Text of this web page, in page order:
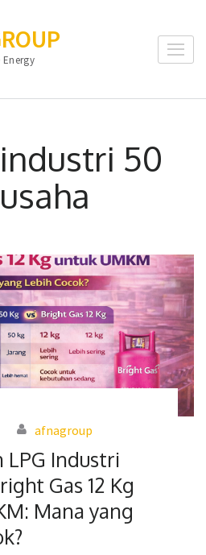
50
afnagroup
LPG Industri
Gas 12 Kg
Mana yang